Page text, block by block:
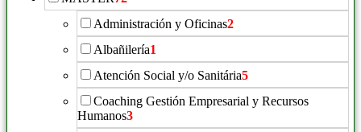
Administración y Oficinas2
Albañilería1
Atención Social y/o Sanitária5
Coaching Gestión Empresarial y Recursos
Humanos3